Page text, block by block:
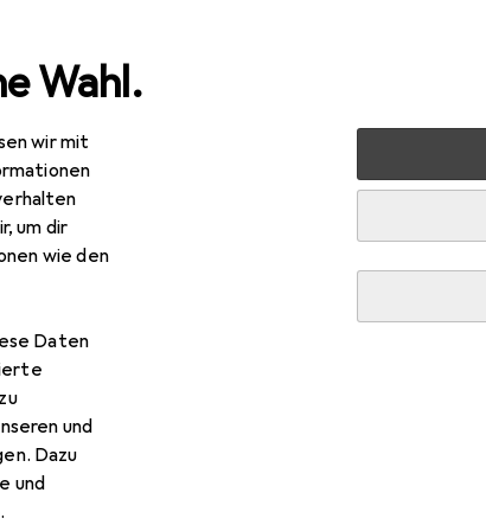
Wahl.
wir mit
um dir
wie den
Daten
und
Dazu
und